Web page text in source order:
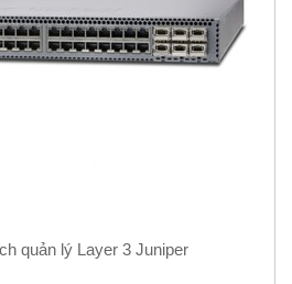
quản lý Layer 3 Juniper